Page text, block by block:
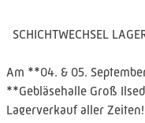
SCHICHTWECHSEL
Am **04. & 05.
**Gebläsehalle Groß
Lagerverkauf aller Zeiten!